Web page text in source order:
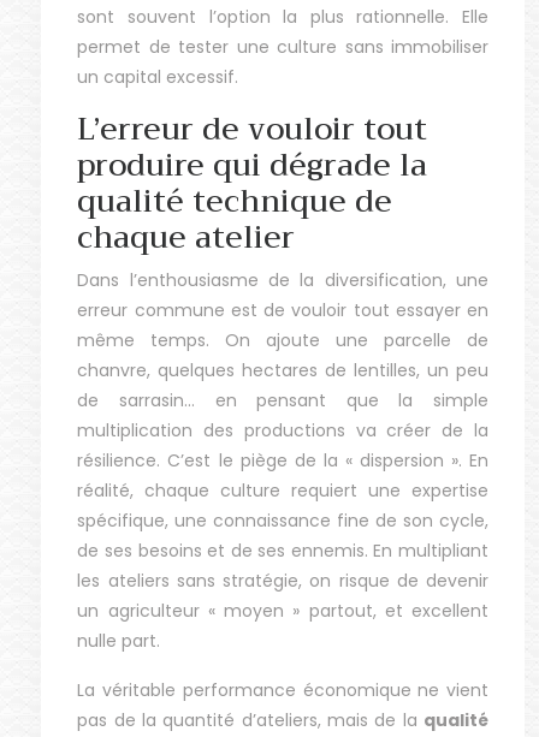
sont souvent l’option la plus rationnelle. Elle
permet de tester une culture sans immobiliser
un capital excessif.
L’erreur de vouloir tout
produire qui dégrade la
qualité technique de
chaque atelier
Dans l’enthousiasme de la diversification, une
erreur commune est de vouloir tout essayer en
même temps. On ajoute une parcelle de
chanvre, quelques hectares de lentilles, un peu
de sarrasin… en pensant que la simple
multiplication des productions va créer de la
résilience. C’est le piège de la « dispersion ». En
réalité, chaque culture requiert une expertise
spécifique, une connaissance fine de son cycle,
de ses besoins et de ses ennemis. En multipliant
les ateliers sans stratégie, on risque de devenir
un agriculteur « moyen » partout, et excellent
nulle part.
La véritable performance économique ne vient
pas de la quantité d’ateliers, mais de la qualité